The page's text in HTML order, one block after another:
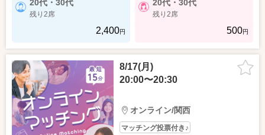
20代・30代
残り2席
2,400円
20代・30代
残り2席
500円
8/17(月)
20:00〜20:30
オンライン/関西
マッチング投票付き♪